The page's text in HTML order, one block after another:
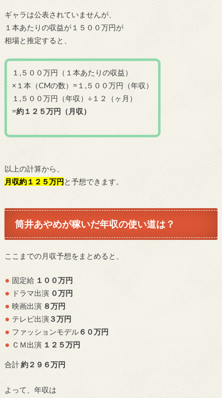
ギャラは公表されていませんが、
１本あたりの収益が１５００万円が
相場と推定すると、
１,５００万円（１本あたりの収益）
×１本（CMの数）=１,５００万円（年収）
１,５００万円（年収）÷１２（ヶ月）
=約１２５万円（月収）
以上の計算から、
月収約１２５万円と予想できます。
筒井あやめが稼いだ年収の使い道は？
ここまでの月収予想をまとめると、
固定給 １００万円
ドラマ出演 ０万円
映画出演 ８万円
テレビ出演３万円
ファッションモデル６０万円
ＣＭ出演 １２５万円
合計約２９６万円
よって、年収は